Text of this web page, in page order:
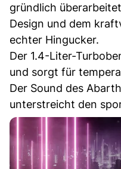
gründlich
Design und dem
echter Hingucker.
Der 1.4-Liter-
und sorgt für
Der Sound des
unterstreicht den